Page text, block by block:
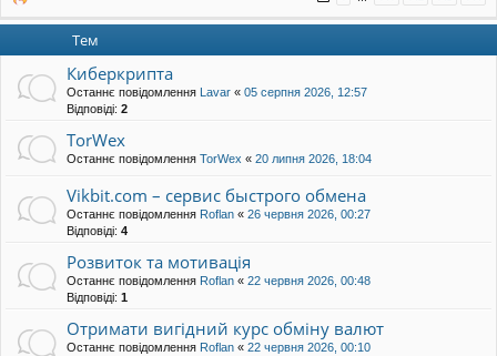
Тем
Киберкрипта
Останнє повідомлення Lavar « 05 серпня 2026, 12:57
Відповіді: 2
TorWex
Останнє повідомлення TorWex « 20 липня 2026, 18:04
Vikbit.com – сервис быстрого обмена
Останнє повідомлення Roflan « 26 червня 2026, 00:27
Відповіді: 4
Розвиток та мотивація
Останнє повідомлення Roflan « 22 червня 2026, 00:48
Відповіді: 1
Отримати вигідний курс обміну валют
Останнє повідомлення Roflan « 22 червня 2026, 00:10